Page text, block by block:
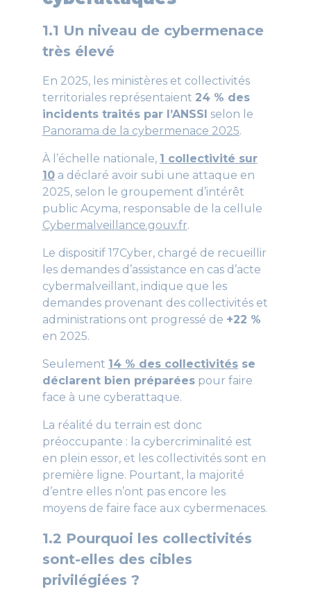
1.1 Un niveau de cybermenace
très élevé
En 2025, les ministères et collectivités
territoriales représentaient 24 % des
incidents traités par l’ANSSI selon le
Panorama de la cybermenace 2025.
À l’échelle nationale, 1 collectivité sur
10a déclaré avoir subi une attaque en
2025, selon le groupement d’intérêt
public Acyma, responsable de la cellule
Cybermalveillance.gouv.fr.
Le dispositif 17Cyber, chargé de recueillir
les demandes d’assistance en cas d’acte
cybermalveillant, indique que les
demandes provenant des collectivités et
administrations ont progressé de +22 %
en 2025.
Seulement 14 % des collectivitésse
déclarent bien préparéespour faire
face à une cyberattaque.
La réalité du terrain est donc
préoccupante : la cybercriminalité est
en plein essor, et les collectivités sont en
première ligne. Pourtant, la majorité
d’entre elles n’ont pas encore les
moyens de faire face aux cybermenaces.
1.2 Pourquoi les collectivités
sont-elles des cibles
privilégiées ?